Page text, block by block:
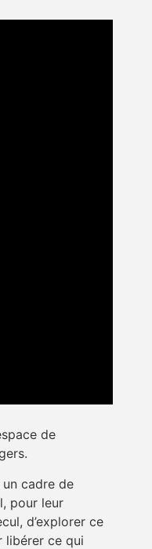
de
cadre de
pour leur
d’explorer ce
libérer ce qui